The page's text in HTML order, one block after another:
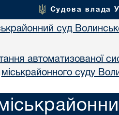
Судова влада
суд
автоматизованої
міськрайонного суду